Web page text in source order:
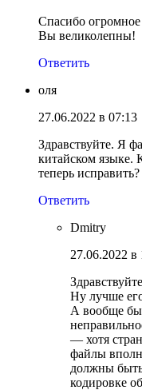
Спасибо
Вы великолепны!
Ответить
оля
27.06.2022 в 07:13
Здравствуйте. Я
китайском языке.
теперь исправить?
Ответить
Dmitry
27.06.2022 в
Ну лучше
А вообще
— хотя
файлы
должны
кодировке